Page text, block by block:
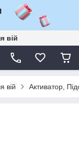
вій
вій Активатор,